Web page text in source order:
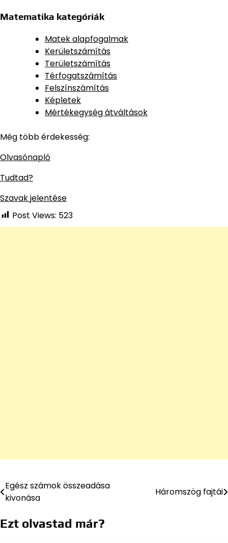
Matematika kategóriák
Matek alapfogalmak
Kerületszámítás
Területszámítás
Térfogatszámítás
Felszínszámítás
Képletek
Mértékegység átváltások
Még több érdekesség:
Olvasónapló
Tudtad?
Szavak jelentése
Post Views: 523
Bejegyzés
Egész számok összeadása
kivonása
Háromszög fajtái
Ezt olvastad már?